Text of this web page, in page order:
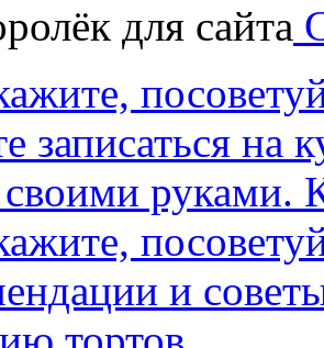
для сайта
записаться на
руками.
и